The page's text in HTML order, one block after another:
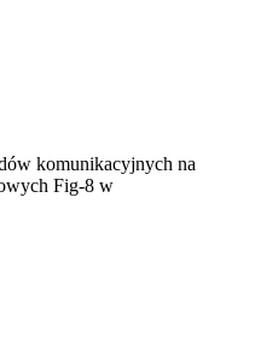
komunikacyjnych na
Fig-8 w